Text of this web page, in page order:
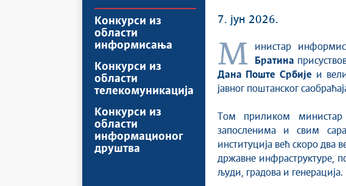
Конкурси из
области
информисања
Конкурси из
области
телекомуникација
Конкурси из
области
информационог
друштва
7. јун 2026.
Министар
Братина
Дана Поште Србије и
јавног поштанског
Том приликом министар
запосленима и свим
институција већ скоро два
државне инфраструктуре,
људи, градова и генерација.